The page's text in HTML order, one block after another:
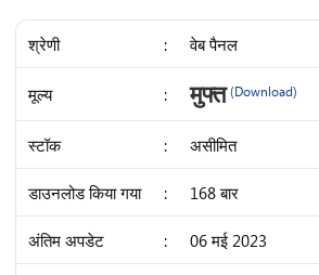
श्रेणी : वेब पैनल
मूल्य :
IDR
मुफ्त (Download)
स्टॉक : असीमित
डाउनलोड किया गया : 168 बार
अंतिम अपडेट : 06 मई 2023